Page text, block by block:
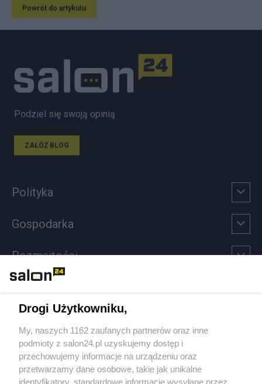
Powrót do artykułu
Podziel się swoją opinią
ZAŁÓŻ BLOG
Polityka
Gospodarka
Rozmaitości
Sport
Społeczeństwo
Drogi Użytkowniku,
My, naszych 1162 zaufanych partnerów oraz inne
podmioty z salon24.pl uzyskujemy dostęp i
przechowujemy informacje na urządzeniu oraz
przetwarzamy dane osobowe, takie jak unikalne
identyfikatory, standardowe informacje wysyłane przez